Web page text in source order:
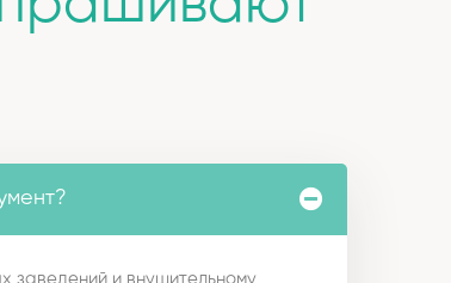
заведений и внушительному